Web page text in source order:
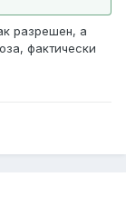
разрешен, а
фактически